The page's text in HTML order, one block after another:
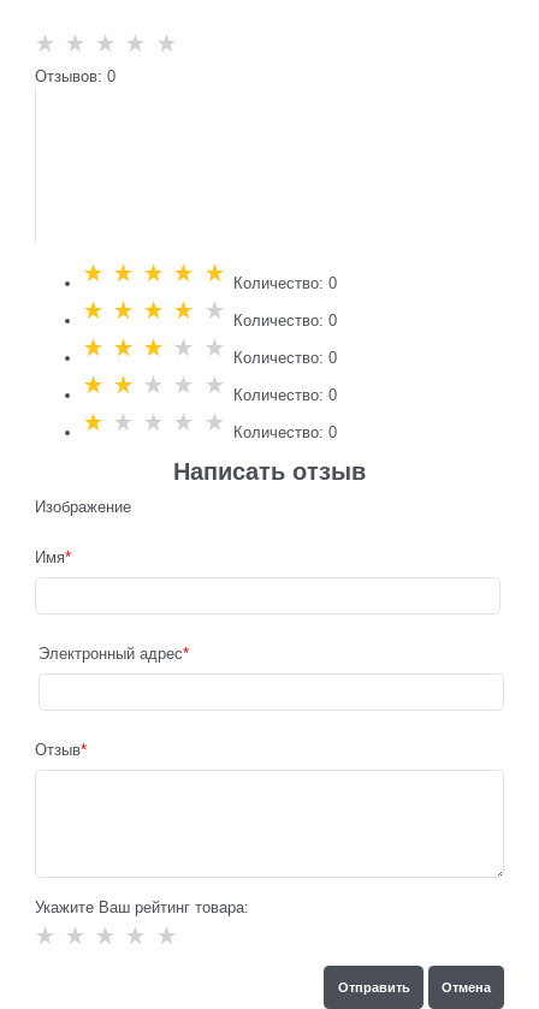
Отзывов: 0
Количество: 0
Количество: 0
Количество: 0
Количество: 0
Количество: 0
Написать отзыв
Изображение
Имя
Электронный адрес
Отзыв
Укажите Ваш рейтинг товара: